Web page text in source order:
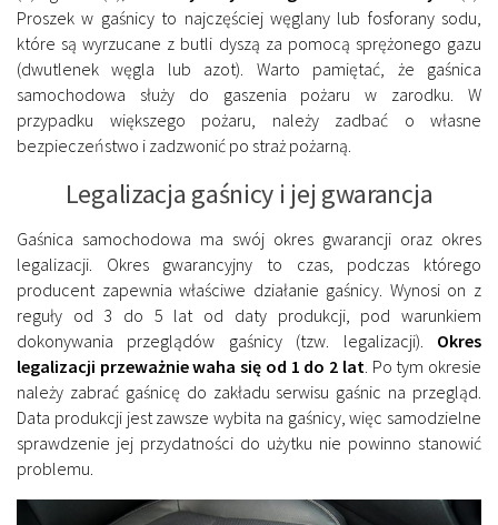
Proszek w gaśnicy to najczęściej węglany lub fosforany sodu,
które są wyrzucane z butli dyszą za pomocą sprężonego gazu
(dwutlenek węgla lub azot). Warto pamiętać, że gaśnica
samochodowa służy do gaszenia pożaru w zarodku. W
przypadku większego pożaru, należy zadbać o własne
bezpieczeństwo i zadzwonić po straż pożarną.
Legalizacja gaśnicy i jej gwarancja
Gaśnica samochodowa ma swój okres gwarancji oraz okres
legalizacji. Okres gwarancyjny to czas, podczas którego
producent zapewnia właściwe działanie gaśnicy. Wynosi on z
reguły od 3 do 5 lat od daty produkcji, pod warunkiem
dokonywania przeglądów gaśnicy (tzw. legalizacji). Okres
legalizacji przeważnie waha się od 1 do 2 lat. Po tym okresie
należy zabrać gaśnicę do zakładu serwisu gaśnic na przegląd.
Data produkcji jest zawsze wybita na gaśnicy, więc samodzielne
sprawdzenie jej przydatności do użytku nie powinno stanowić
problemu.